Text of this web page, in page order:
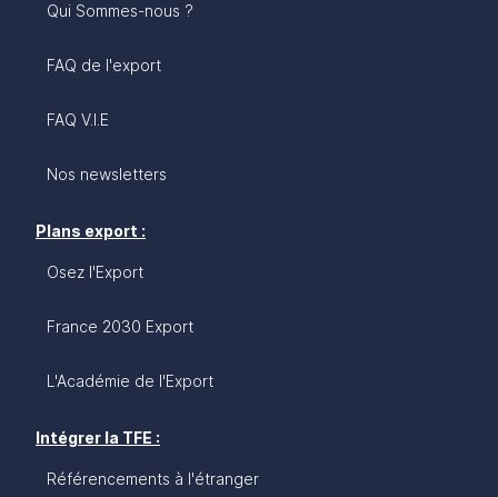
Qui Sommes-nous ?
FAQ de l'export
FAQ V.I.E
Nos newsletters
Plans export :
Osez l'Export
France 2030 Export
L'Académie de l'Export
Intégrer la TFE :
Référencements à l'étranger